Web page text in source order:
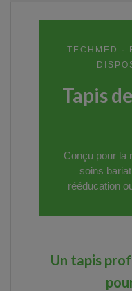
TECHMED ·
Tapis
Conçu pour la
soins
rééducation
Un tapis